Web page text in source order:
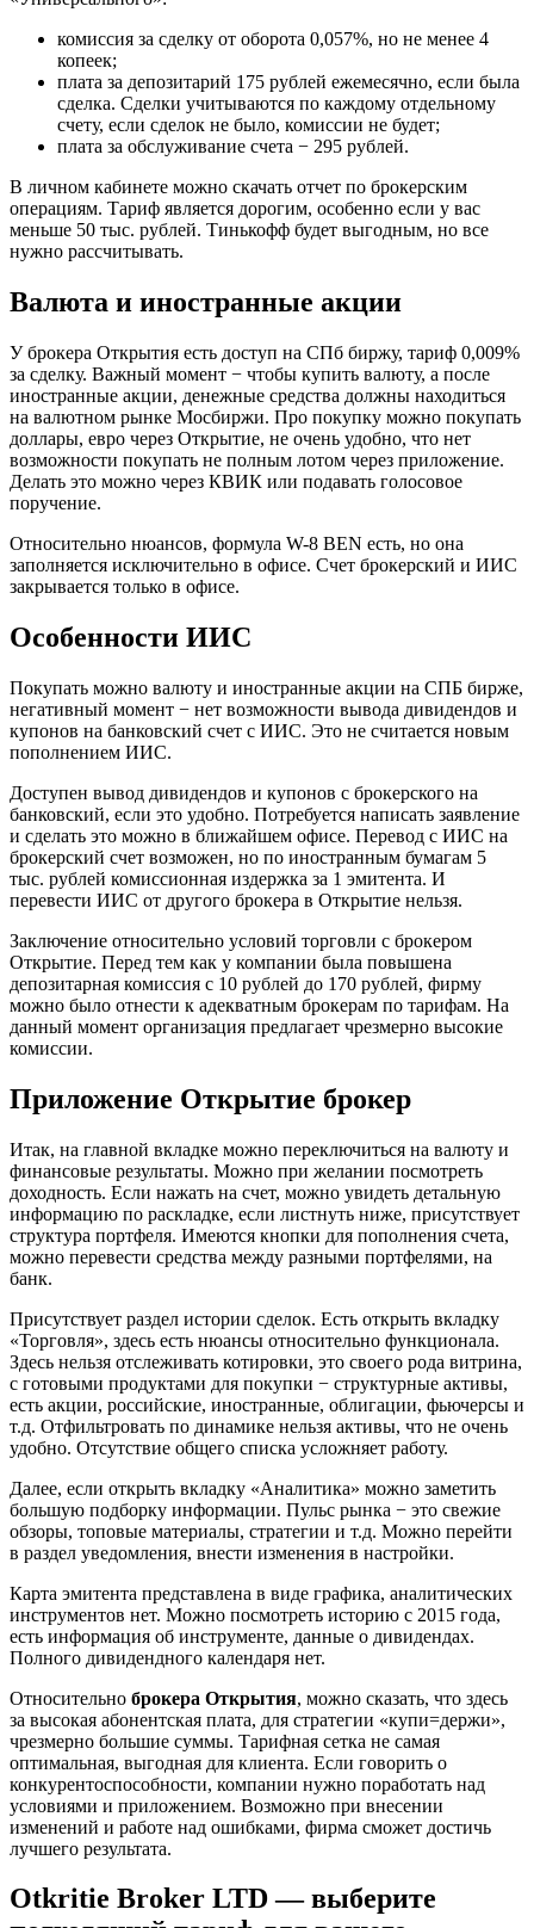
комиссия за сделку от оборота 0,057%, но не менее 4
копеек;
плата за депозитарий 175 рублей ежемесячно, если была
сделка. Сделки учитываются по каждому отдельному
счету, если сделок не было, комиссии не будет;
плата за обслуживание счета − 295 рублей.
В личном кабинете можно скачать отчет по брокерским
операциям. Тариф является дорогим, особенно если у вас
меньше 50 тыс. рублей. Тинькофф будет выгодным, но все
нужно рассчитывать.
Валюта и иностранные акции
У брокера Открытия есть доступ на СПб биржу, тариф 0,009%
за сделку. Важный момент − чтобы купить валюту, а после
иностранные акции, денежные средства должны находиться
на валютном рынке Мосбиржи. Про покупку можно покупать
доллары, евро через Открытие, не очень удобно, что нет
возможности покупать не полным лотом через приложение.
Делать это можно через КВИК или подавать голосовое
поручение.
Относительно нюансов, формула W-8 BEN есть, но она
заполняется исключительно в офисе. Счет брокерский и ИИС
закрывается только в офисе.
Особенности ИИС
Покупать можно валюту и иностранные акции на СПБ бирже,
негативный момент − нет возможности вывода дивидендов и
купонов на банковский счет с ИИС. Это не считается новым
пополнением ИИС.
Доступен вывод дивидендов и купонов с брокерского на
банковский, если это удобно. Потребуется написать заявление
и сделать это можно в ближайшем офисе. Перевод с ИИС на
брокерский счет возможен, но по иностранным бумагам 5
тыс. рублей комиссионная издержка за 1 эмитента. И
перевести ИИС от другого брокера в Открытие нельзя.
Заключение относительно условий торговли с брокером
Открытие. Перед тем как у компании была повышена
депозитарная комиссия с 10 рублей до 170 рублей, фирму
можно было отнести к адекватным брокерам по тарифам. На
данный момент организация предлагает чрезмерно высокие
комиссии.
Приложение Открытие брокер
Итак, на главной вкладке можно переключиться на валюту и
финансовые результаты. Можно при желании посмотреть
доходность. Если нажать на счет, можно увидеть детальную
информацию по раскладке, если листнуть ниже, присутствует
структура портфеля. Имеются кнопки для пополнения счета,
можно перевести средства между разными портфелями, на
банк.
Присутствует раздел истории сделок. Есть открыть вкладку
«Торговля», здесь есть нюансы относительно функционала.
Здесь нельзя отслеживать котировки, это своего рода витрина,
с готовыми продуктами для покупки − структурные активы,
есть акции, российские, иностранные, облигации, фьючерсы и
т.д. Отфильтровать по динамике нельзя активы, что не очень
удобно. Отсутствие общего списка усложняет работу.
Далее, если открыть вкладку «Аналитика» можно заметить
большую подборку информации. Пульс рынка − это свежие
обзоры, топовые материалы, стратегии и т.д. Можно перейти
в раздел уведомления, внести изменения в настройки.
Карта эмитента представлена в виде графика, аналитических
инструментов нет. Можно посмотреть историю с 2015 года,
есть информация об инструменте, данные о дивидендах.
Полного дивидендного календаря нет.
Относительно брокера Открытия, можно сказать, что здесь
за высокая абонентская плата, для стратегии «купи=держи»,
чрезмерно большие суммы. Тарифная сетка не самая
оптимальная, выгодная для клиента. Если говорить о
конкурентоспособности, компании нужно поработать над
условиями и приложением. Возможно при внесении
изменений и работе над ошибками, фирма сможет достичь
лучшего результата.
Otkritie Broker LTD — выберите